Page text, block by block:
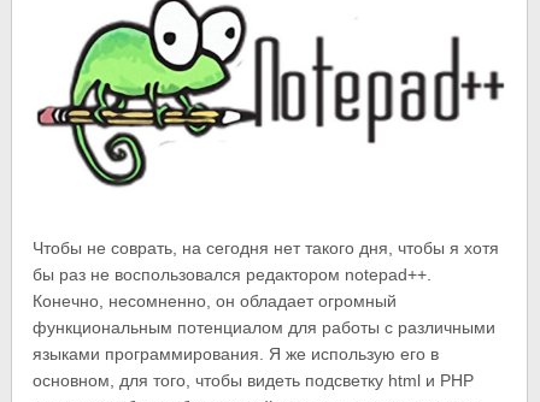
Чтобы не соврать, на сегодня нет такого дня, чтобы я хотя
бы раз не воспользовался редактором notepad++.
Конечно, несомненно, он обладает огромный
функциональным потенциалом для работы с различными
языками программирования. Я же использую его в
основном, для того, чтобы видеть подсветку html и PHP